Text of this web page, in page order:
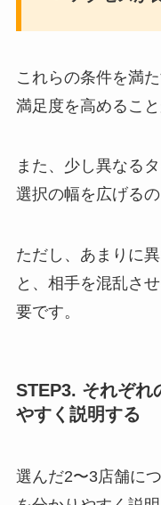
これらの条件を満
満足度を高めること
また、少し異なる
選択の幅を広げる
ただし、あまりに
と、相手を混乱さ
要です。
STEP3. それぞれ
やすく説明する
選んだ2〜3店舗に